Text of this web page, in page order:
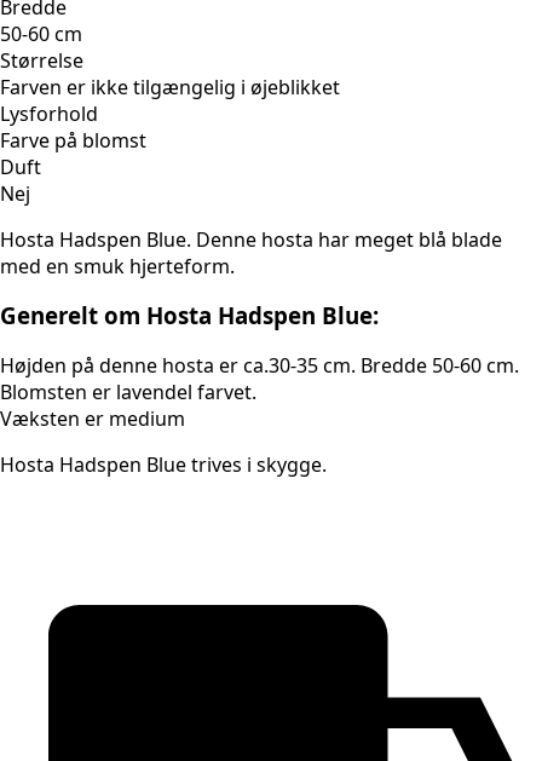
Bredde
50-60 cm
Størrelse
Farven er ikke tilgængelig i øjeblikket
Lysforhold
Farve på blomst
Duft
Nej
Hosta Hadspen Blue. Denne hosta har meget blå blade
med en smuk hjerteform.
Generelt om Hosta Hadspen Blue:
Højden på denne hosta er ca.30-35 cm. Bredde 50-60 cm.
Blomsten er lavendel farvet.
Væksten er medium
Hosta Hadspen Blue trives i skygge.